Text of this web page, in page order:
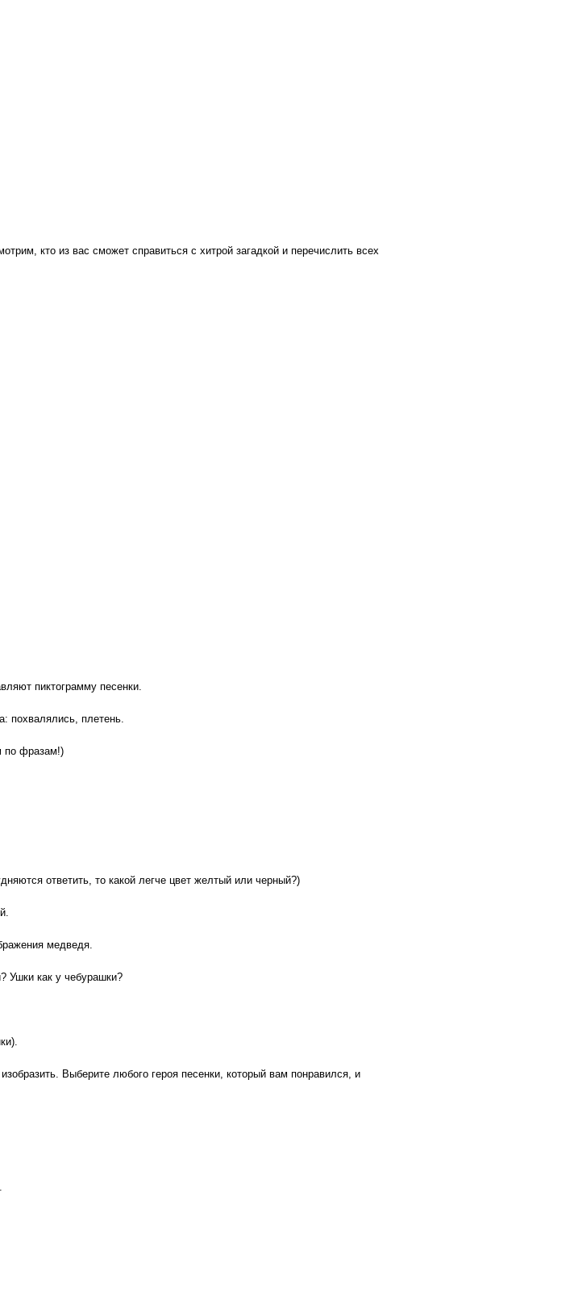
кто из вас сможет справиться с хитрой загадкой и перечислить всех
пиктограмму песенки.
похвалялись, плетень.
по фразам!)
ответить, то какой легче цвет желтый или черный?)
медведя.
Ушки как у чебурашки?
Выберите любого героя песенки, который вам понравился, и